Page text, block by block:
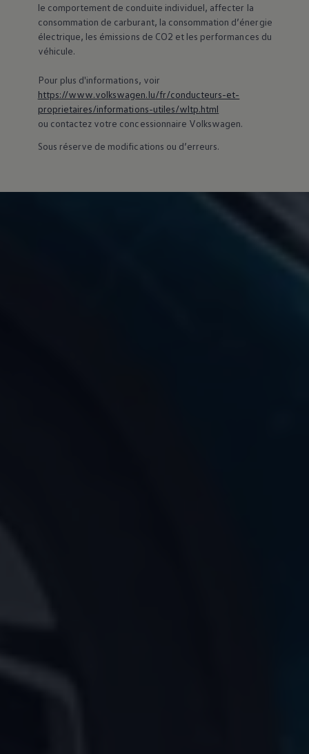
le comportement de conduite individuel, affecter la
consommation de carburant, la consommation d’énergie
électrique, les émissions de CO2 et les performances du
véhicule.
Pour plus d'informations, voir
https://www.volkswagen.lu/fr/conducteurs-et-
proprietaires/informations-utiles/wltp.html
ou contactez votre concessionnaire Volkswagen.
Sous réserve de modifications ou d’erreurs.